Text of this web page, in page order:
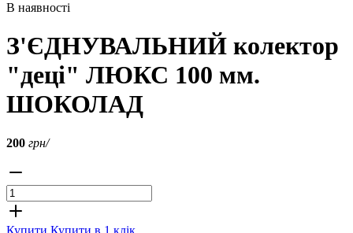
В наявності
З'ЄДНУВАЛЬНИЙ колектор
"деці" ЛЮКС 100 мм.
ШОКОЛАД
200 грн/
Купити Купити в 1 клік